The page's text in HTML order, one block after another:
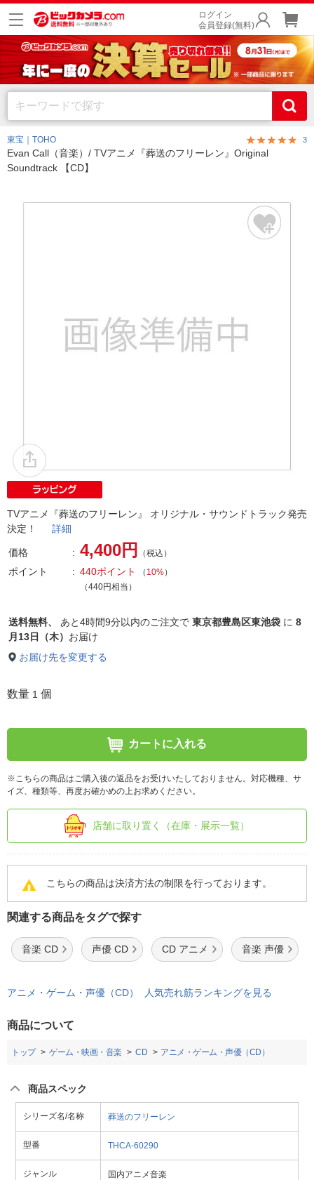
ログイン
会員登録(無料)
東宝｜TOHO 3
Evan Call（音楽）/ TVアニメ『葬送のフリーレン』Original
Soundtrack 【CD】
TVアニメ『葬送のフリーレン』 オリジナル・サウンドトラック発売
決定！ 詳細
価格 4,400円 （税込）
ポイント 440ポイント （ 10%）
（440円相当）
送料無料、 あと4時間9分以内のご注文で 東京都豊島区東池袋 に 8
月13日（木） お届け
お届け先を変更する
数量 1 個
カートに入れる
※こちらの商品はご購入後の返品をお受けいたしておりません。対応機種、サ
イズ、種類等、再度お確かめの上お求めください。
店舗に取り置く（在庫・展示一覧）
こちらの商品は決済方法の制限を行っております。
関連する商品をタグで探す
音楽 CD 声優 CD CD アニメ 音楽 声優
アニメ・ゲーム・声優（CD） 人気売れ筋ランキングを見る
商品について
トップ ゲーム・映画・音楽 CD アニメ・ゲーム・声優（CD）
商品スペック
シリーズ名/名称 葬送のフリーレン
型番 THCA-60290
ジャンル 国内アニメ音楽